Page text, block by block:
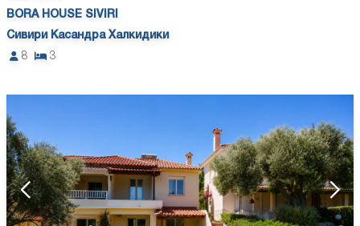
BORA HOUSE SIVIRI
Сивири Касандра Халкидики
8
3